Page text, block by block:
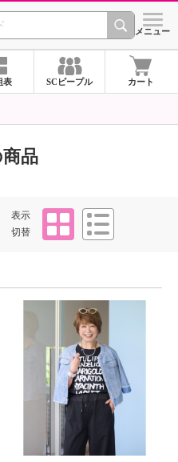
ショッ
メニュー
表 SCピープル カート
品
表示
切替
タイル